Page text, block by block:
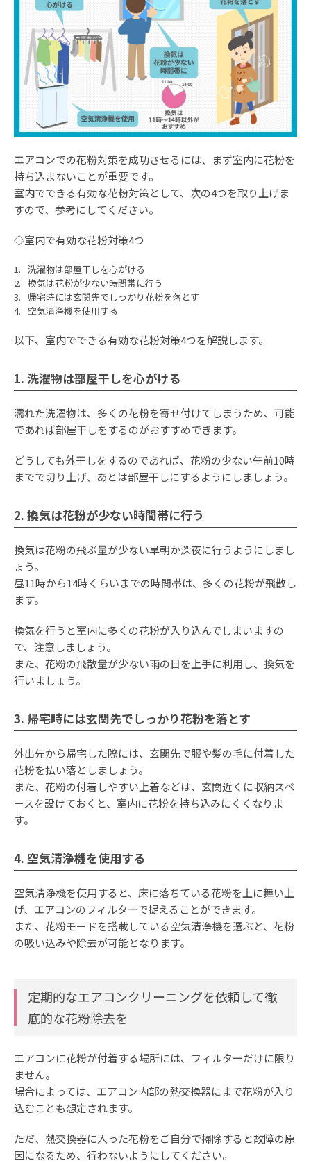
エアコンでの花粉対策を成功させるには、まず室内に花粉を
持ち込まないことが重要です。
室内でできる有効な花粉対策として、次の4つを取り上げま
すので、参考にしてください。
◇室内で有効な花粉対策4つ
洗濯物は部屋干しを心がける
換気は花粉が少ない時間帯に行う
帰宅時には玄関先でしっかり花粉を落とす
空気清浄機を使用する
以下、室内でできる有効な花粉対策4つを解説します。
1. 洗濯物は部屋干しを心がける
濡れた洗濯物は、多くの花粉を寄せ付けてしまうため、可能
であれば部屋干しをするのがおすすめできます。
どうしても外干しをするのであれば、花粉の少ない午前10時
までで切り上げ、あとは部屋干しにするようにしましょう。
2. 換気は花粉が少ない時間帯に行う
換気は花粉の飛ぶ量が少ない早朝か深夜に行うようにしまし
ょう。
昼11時から14時くらいまでの時間帯は、多くの花粉が飛散し
ます。
換気を行うと室内に多くの花粉が入り込んでしまいますの
で、注意しましょう。
また、花粉の飛散量が少ない雨の日を上手に利用し、換気を
行いましょう。
3. 帰宅時には玄関先でしっかり花粉を落とす
外出先から帰宅した際には、玄関先で服や髪の毛に付着した
花粉を払い落としましょう。
また、花粉の付着しやすい上着などは、玄関近くに収納スペ
ースを設けておくと、室内に花粉を持ち込みにくくなりま
す。
4. 空気清浄機を使用する
空気清浄機を使用すると、床に落ちている花粉を上に舞い上
げ、エアコンのフィルターで捉えることができます。
また、花粉モードを搭載している空気清浄機を選ぶと、花粉
の吸い込みや除去が可能となります。
定期的なエアコンクリーニングを依頼して徹
底的な花粉除去を
エアコンに花粉が付着する場所には、フィルターだけに限り
ません。
場合によっては、エアコン内部の熱交換器にまで花粉が入り
込むことも想定されます。
ただ、熱交換器に入った花粉をご自分で掃除すると故障の原
因になるため、行わないようにしてください。